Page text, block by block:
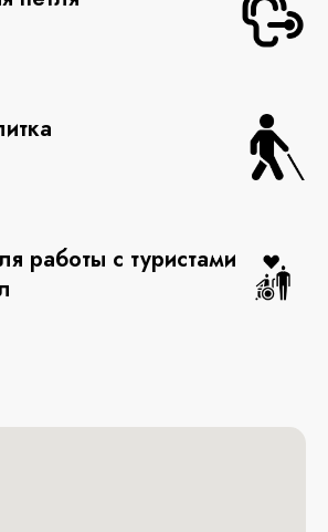
работы с туристами